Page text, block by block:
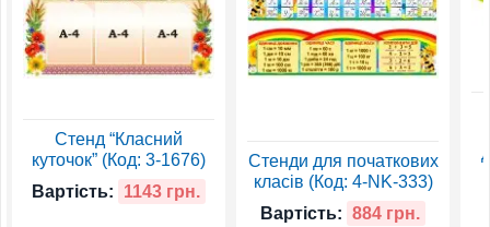
Стенд “Класний
куточок” (Код: 3-1676)
Вартість:
1143 грн.
Стенди для початкових
класів (Код: 4-NK-333)
Вартість: 884 грн.